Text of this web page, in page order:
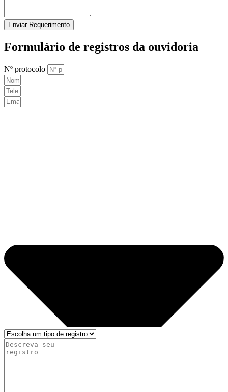
Enviar Requerimento
Formulário de registros da ouvidoria
Nº protocolo